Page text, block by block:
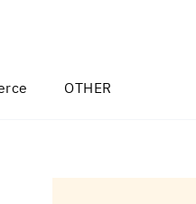
OTHER